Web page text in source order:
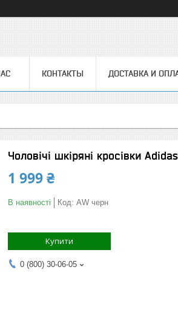
КОНТАКТЫ ДОСТАВКА И
Чоловічі шкіряні кросівки
1 999 ₴
В наявності Код: AW черн
Купити
0 (800) 30-06-05